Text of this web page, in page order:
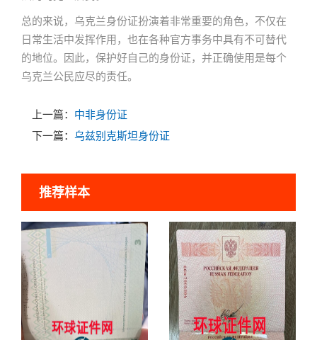
总的来说，乌克兰身份证扮演着非常重要的角色，不仅在
日常生活中发挥作用，也在各种官方事务中具有不可替代
的地位。因此，保护好自己的身份证，并正确使用是每个
乌克兰公民应尽的责任。
上一篇： 中非身份证
下一篇： 乌兹别克斯坦身份证
推荐样本